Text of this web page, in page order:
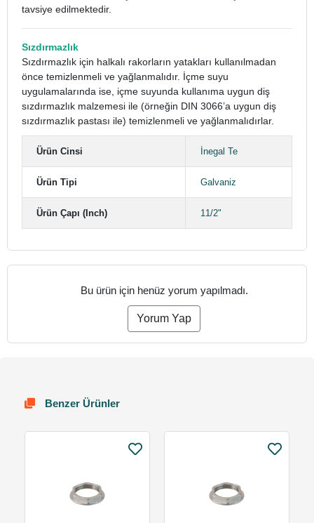
tavsiye edilmektedir.
Sızdırmazlık
Sızdırmazlık için halkalı rakorların yatakları kullanılmadan
önce temizlenmeli ve yağlanmalıdır. İçme suyu
uygulamalarında ise, içme suyunda kullanıma uygun diş
sızdırmazlık malzemesi ile (örneğin DIN 3066’a uygun diş
sızdırmazlık pastası ile) temizlenmeli ve yağlanmalıdırlar.
Ürün Cinsi İnegal Te
Ürün Tipi Galvaniz
Ürün Çapı (Inch) 11/2"
Bu ürün için henüz yorum yapılmadı.
Yorum Yap
Benzer Ürünler